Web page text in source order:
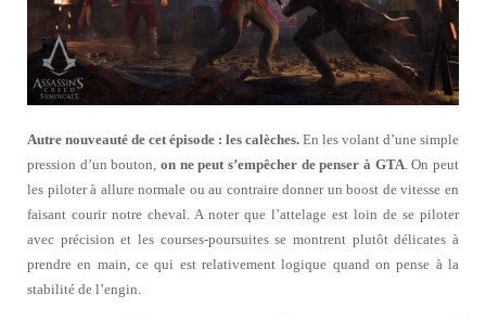
Autre nouveauté de cet épisode : les calèches. En les volant d’une simple
pression d’un bouton, on ne peut s’empêcher de penser à GTA. On peut
les piloter à allure normale ou au contraire donner un boost de vitesse en
faisant courir notre cheval. A noter que l’attelage est loin de se piloter
avec précision et les courses-poursuites se montrent plutôt délicates à
prendre en main, ce qui est relativement logique quand on pense à la
stabilité de l’engin.